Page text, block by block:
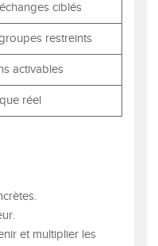
ciblés
restreints
activables
réel
et multiplier les